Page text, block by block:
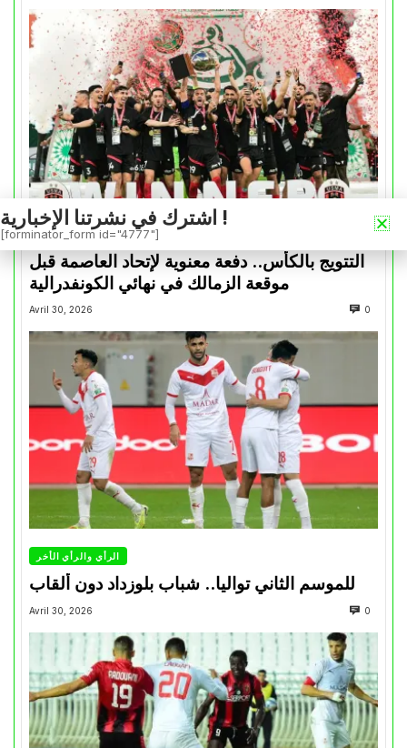
كأس الكونفدرالية
التتويج بالكأس.. دفعة معنوية لإتحاد العاصمة قبل
موقعة الزمالك في نهائي الكونفدرالية
Avril 30, 2026 0
الرأي والرأي الأخر
للموسم الثاني تواليا.. شباب بلوزداد دون ألقاب
Avril 30, 2026 0
اشترك في نشرتنا الإخبارية !
[forminator_form id="4777"]